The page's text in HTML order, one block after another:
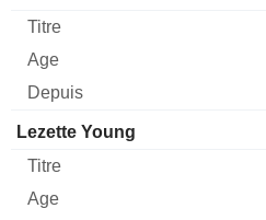
Lezette Young